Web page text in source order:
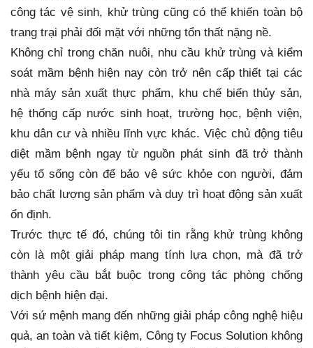
công tác vệ sinh, khử trùng cũng có thể khiến toàn bộ
trang trại phải đối mặt với những tổn thất nặng nề.
Không chỉ trong chăn nuôi, nhu cầu khử trùng và kiểm
soát mầm bệnh hiện nay còn trở nên cấp thiết tại các
nhà máy sản xuất thực phẩm, khu chế biến thủy sản,
hệ thống cấp nước sinh hoạt, trường học, bệnh viện,
khu dân cư và nhiều lĩnh vực khác. Việc chủ động tiêu
diệt mầm bệnh ngay từ nguồn phát sinh đã trở thành
yếu tố sống còn để bảo vệ sức khỏe con người, đảm
bảo chất lượng sản phẩm và duy trì hoạt động sản xuất
ổn định.
Trước thực tế đó, chúng tôi tin rằng khử trùng không
còn là một giải pháp mang tính lựa chọn, mà đã trở
thành yêu cầu bắt buộc trong công tác phòng chống
dịch bệnh hiện đại.
Với sứ mệnh mang đến những giải pháp công nghệ hiệu
quả, an toàn và tiết kiệm, Công ty Focus Solution không